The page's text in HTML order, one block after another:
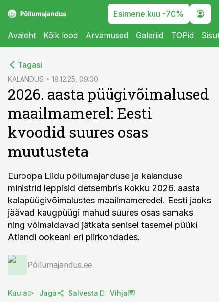
Esimene kuu -70%
Avaleht Kõik lood Arvamused Galeriid TOPid
Tagasi
KALANDUS 18.12.25, 09:00
2026. aasta püügivõimalused
maailmamerel: Eesti
kvoodid suures osas
muutusteta
Euroopa Liidu põllumajanduse ja kalanduse
ministrid leppisid detsembris kokku 2026. aasta
kalapüügivõimalustes maailmameredel. Eesti jaoks
jäävad kaugpüügi mahud suures osas samaks
ning võimaldavad jätkata senisel tasemel püüki
Atlandi ookeani eri piirkondades.
Põllumajandus.ee
Kuula Jaga Salvesta Vihja